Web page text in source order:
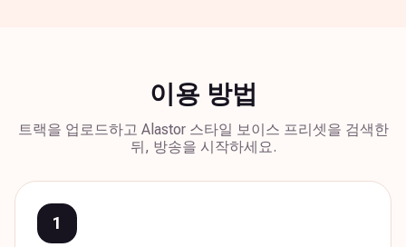
이용 방법
트랙을 업로드하고 Alastor 스타일 보이스 프리셋을 검색한
뒤, 방송을 시작하세요.
1